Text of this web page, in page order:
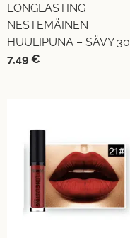
LONGLASTING
NESTEMÄINEN
HUULIPUNA – SÄVY 30
7,49 €